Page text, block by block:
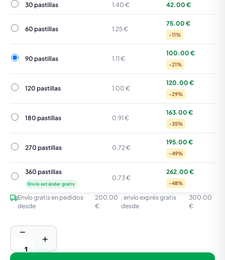
30 pastillas
30 pastillas 1.40 € 42.00 €
60 pastillas
60 pastillas 1.25 €
75.00 €
-11%
90 pastillas
90 pastillas 1.11 €
100.00 €
-21%
120 pastillas
120 pastillas 1.00 €
120.00 €
-29%
180 pastillas
180 pastillas 0.91 €
163.00 €
-35%
270 pastillas
270 pastillas 0.72 €
195.00 €
-49%
360 pastillas
360 pastillas
Envío estándar gratis
0.73 €
262.00 €
-48%
Envío gratis en pedidos
desde
200.00
€
, envío exprés gratis
desde
300.00
€
−
+